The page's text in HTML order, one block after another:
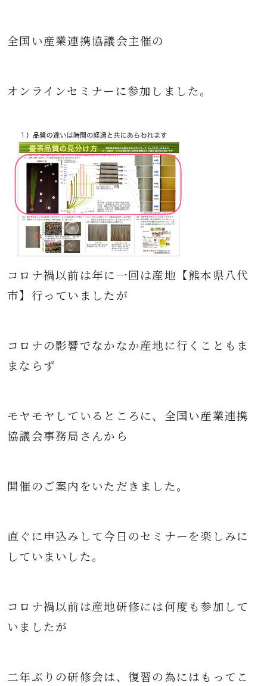
全国い産業連携協議会主催の
オンラインセミナーに参加しました。
コロナ禍以前は年に一回は産地【熊本県八代
市】行っていましたが
コロナの影響でなかなか産地に行くこともま
まならず
モヤモヤしているところに、 全国い産業連携
協議会事務局さんから
開催のご案内をいただきました。
直ぐに申込みして今日のセミナーを楽しみに
していまいした。
コロナ禍以前は産地研修には何度も参加して
いましたが
二年ぶりの研修会は、復習の為にはもってこ